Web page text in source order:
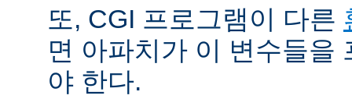
또, CGI 프로그램이 다른
면 아파치가 이 변수들을
야 한다.